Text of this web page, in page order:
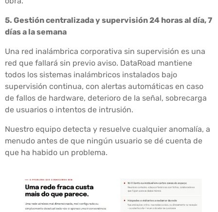
5. Gestión centralizada y supervisión 24 horas al día, 7
días a la semana
Una red inalámbrica corporativa sin supervisión es una
red que fallará sin previo aviso. DataRoad mantiene
todos los sistemas inalámbricos instalados bajo
supervisión continua, con alertas automáticas en caso
de fallos de hardware, deterioro de la señal, sobrecarga
de usuarios o intentos de intrusión.
Nuestro equipo detecta y resuelve cualquier anomalía, a
menudo antes de que ningún usuario se dé cuenta de
que ha habido un problema.